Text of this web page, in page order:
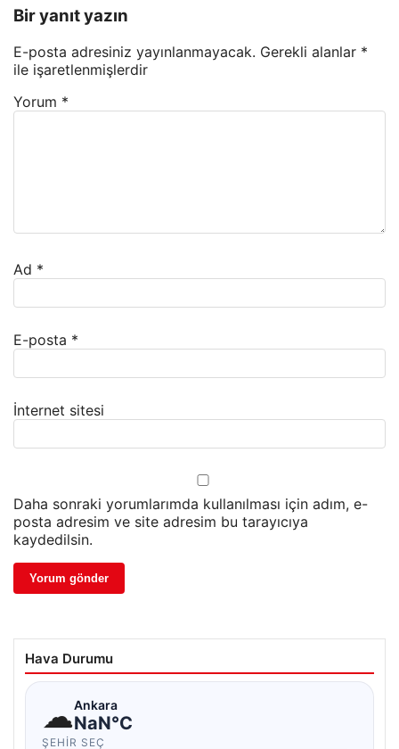
Bir yanıt yazın
E-posta adresiniz yayınlanmayacak. Gerekli alanlar *
ile işaretlenmişlerdir
Yorum *
Ad *
E-posta *
İnternet sitesi
Daha sonraki yorumlarımda kullanılması için adım, e-
posta adresim ve site adresim bu tarayıcıya
kaydedilsin.
Hava Durumu
☁Ankara
NaN°C
ŞEHIR SEÇ